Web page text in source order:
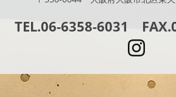
TEL.06-6358-6031